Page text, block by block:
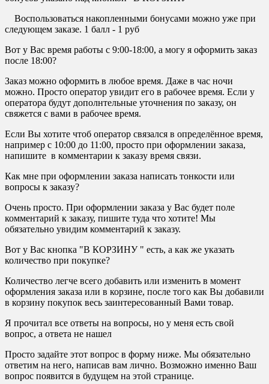
Воспользоваться накопленными бонусами можно уже при
следующем заказе. 1 балл - 1 руб
Вот у Вас время работы с 9:00-18:00, а могу я оформить заказ
после 18:00?
Заказ можно оформить в любое время. Даже в час ночи
можно. Просто оператор увидит его в рабочее время. Если у
оператора будут дополнтельные уточнения по заказу, он
свяжется с вами в рабочее время.
Если Вы хотите чтоб оператор связался в определённое время,
например с 10:00 до 11:00, просто при оформлении заказа,
напишите в комментарии к заказу время связи.
Как мне при оформлении заказа написать тонкости или
вопросы к заказу?
Очень просто. При оформлении заказа у Вас будет поле
комментарий к заказу, пишите туда что хотите! Мы
обязательно увидим комментарий к заказу.
Вот у Вас кнопка "В КОРЗИНУ " есть, а как же указать
количество при покупке?
Количество легче всего добавить или изменить в момент
оформления заказа или в корзине, после того как Вы добавили
в корзину покупок весь заинтересованный Вами товар.
Я прочитал все ответы на вопросы, но у меня есть свой
вопрос, а ответа не нашел
Просто задайте этот вопрос в форму ниже. Мы обязательно
ответим на него, написав вам лично. Возможно именно Ваш
вопрос появится в будущем на этой странице.